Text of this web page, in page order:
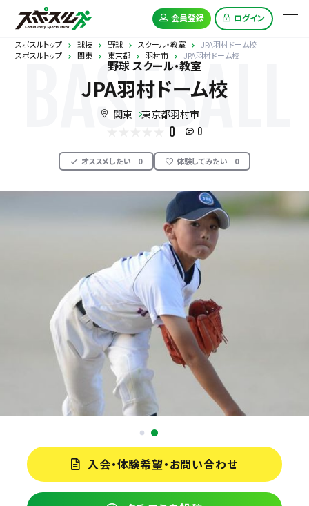
会員登録 ログイン
スポスルトップ 球技 野球 スクール・教室
JPA羽村ドーム校
スポスルトップ
関東 東京都 羽村市 JPA羽村ドーム校
BASEBALL
野球 スクール・教室
JPA羽村ドーム校
関東 東京都羽村市
0 0
オススメしたい 0 体験してみたい 0
入会・体験希望・お問い合わせ